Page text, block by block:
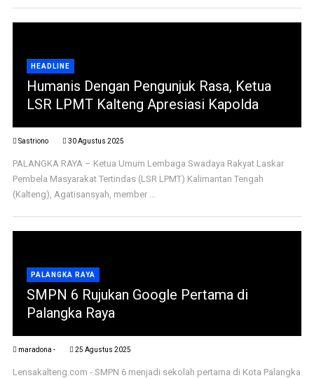
HEADLINE
Humanis Dengan Pengunjuk Rasa, Ketua
LSR LPMT Kalteng Apresiasi Kapolda
Sastriono 30 Agustus 2025
PALANGKA RAYA – Ketua Umum Lembaga Swadaya Rakyat Laskar
Pembela Masyarakat Tertindas (LSR LPMT) Kalimantan Tengah
(Kalteng), Agatisansyah, member ...
PALANGKA RAYA
SMPN 6 Rujukan Google Pertama di
Palangka Raya
maradona - 25 Agustus 2025
Lensakalteng.com - SMPN 6 menjadi sekolah pertama di Kota Palangka